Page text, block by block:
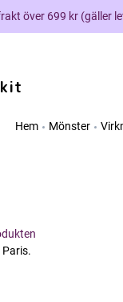
över 699 kr (gäller
Hem Mönster